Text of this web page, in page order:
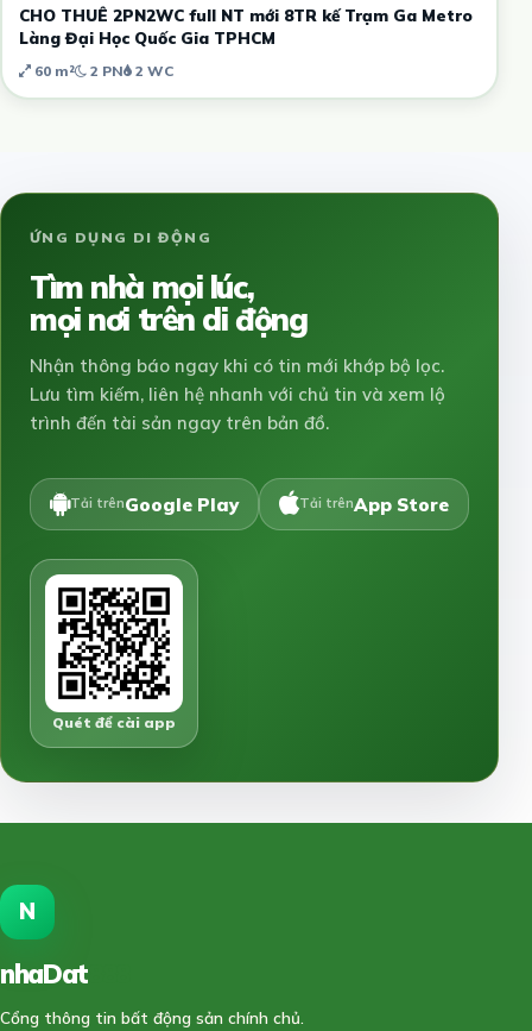
CHO THUÊ 2PN2WC full NT mới 8TR kế Trạm Ga Metro
Làng Đại Học Quốc Gia TPHCM
60 m² 2 PN 2 WC
ỨNG DỤNG DI ĐỘNG
Tìm nhà mọi lúc,
mọi nơi trên di động
Nhận thông báo ngay khi có tin mới khớp bộ lọc.
Lưu tìm kiếm, liên hệ nhanh với chủ tin và xem lộ
trình đến tài sản ngay trên bản đồ.
Tải trênGoogle Play Tải trênApp Store
Quét để cài app
N
nhaDat
Cổng thông tin bất động sản chính chủ.